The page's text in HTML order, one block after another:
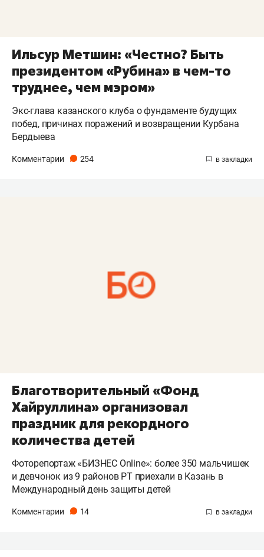
Ильсур Метшин: «Честно? Быть
президентом «Рубина» в чем-то
труднее, чем мэром»
Экс-глава казанского клуба о фундаменте будущих
побед, причинах поражений и возвращении Курбана
Бердыева
Комментарии 254
Благотворительный «Фонд
Хайруллина» организовал
праздник для рекордного
количества детей
Фоторепортаж «БИЗНЕС Online»: более 350 мальчишек
и девчонок из 9 районов РТ приехали в Казань в
Международный день защиты детей
Комментарии 14